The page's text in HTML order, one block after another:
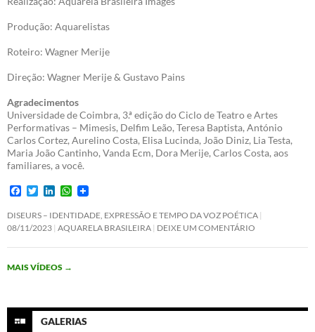
Produção: Aquarelistas
Roteiro: Wagner Merije
Direção: Wagner Merije & Gustavo Pains
Agradecimentos
Universidade de Coimbra, 3.ª edição do Ciclo de Teatro e Artes
Performativas – Mimesis, Delfim Leão, Teresa Baptista, António
Carlos Cortez, Aurelino Costa, Elisa Lucinda, João Diniz, Lia Testa,
Maria João Cantinho, Vanda Ecm, Dora Merije, Carlos Costa, aos
familiares, a você.
F
c
e
o
k
T
i
t
e
n
k
d
n
W
a
t
A
DISEURS – IDENTIDADE, EXPRESSÃO E TEMPO DA VOZ POÉTICA
08/11/2023 AQUARELA BRASILEIRA DEIXE UM COMENTÁRIO
MAIS VÍDEOS →
GALERIAS